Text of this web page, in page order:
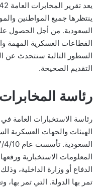
ينتظرها جميع المواطنين
السعودية. من أجل الحصول
القطاعات العسكرية المهمة
السطور التالية سنتحدث عن
التقديم الصحيحة.
رئاسة
رئاسة الاستخبارات العامة
الهيئات والجهات العسكرية
المعلومات الاستخبارية
الدفاع أو وزارة الداخلية،
تمر بها الدولة. التي تمر بها،